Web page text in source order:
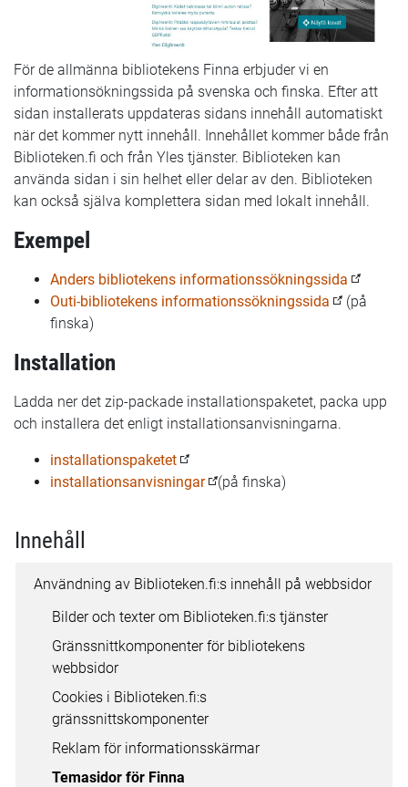
För de allmänna bibliotekens Finna erbjuder vi en
informationsökningssida på svenska och finska. Efter att
sidan installerats uppdateras sidans innehåll automatiskt
när det kommer nytt innehåll. Innehållet kommer både från
Biblioteken.fi och från Yles tjänster. Biblioteken kan
använda sidan i sin helhet eller delar av den. Biblioteken
kan också själva komplettera sidan med lokalt innehåll.
Exempel
Anders bibliotekens informationssökningssida
Outi-bibliotekens informationssökningssida
(på
finska)
Installation
Ladda ner det zip-packade installationspaketet, packa upp
och installera det enligt installationsanvisningarna.
installationspaketet
installationsanvisningar
(på finska)
Innehåll
Användning av Biblioteken.fi:s innehåll på webbsidor
Bilder och texter om Biblioteken.fi:s tjänster
Gränssnittkomponenter för bibliotekens
webbsidor
Cookies i Biblioteken.fi:s
gränssnittskomponenter
Reklam för informationsskärmar
Temasidor för Finna